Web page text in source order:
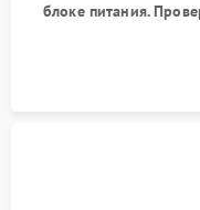
блоке питания.
помощью
светодиодных